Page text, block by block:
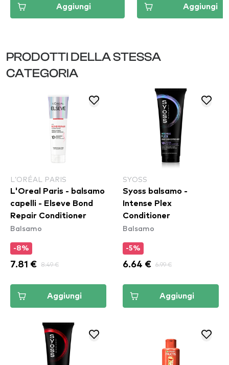
Aggiungi Aggiungi
PRODOTTI DELLA STESSA
CATEGORIA
L’ORÉAL PARIS
L'Oreal Paris - balsamo
capelli - Elseve Bond
Repair Conditioner
Balsamo
-8%
7.81 € 8.49 €
Aggiungi
SYOSS
Syoss balsamo -
Intense Plex
Conditioner
Balsamo
-5%
6.64 € 6.99 €
Aggiungi